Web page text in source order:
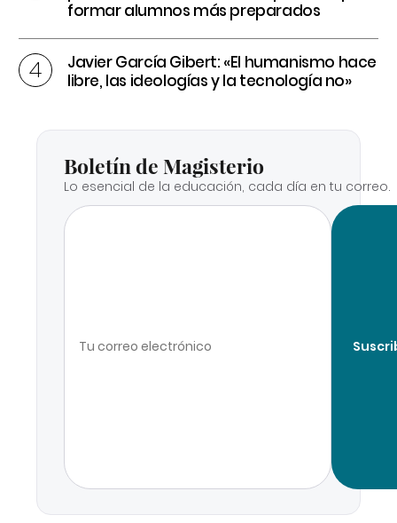
formar alumnos más preparados
Javier García Gibert: «El humanismo hace
libre, las ideologías y la tecnología no»
Boletín de Magisterio
Lo esencial de la educación, cada día en tu correo.